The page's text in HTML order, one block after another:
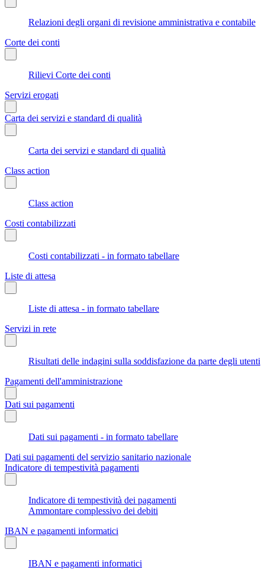
Relazioni degli organi di revisione amministrativa e contabile
Corte dei conti
Rilievi Corte dei conti
Servizi erogati
Carta dei servizi e standard di qualità
Carta dei servizi e standard di qualità
Class action
Class action
Costi contabilizzati
Costi contabilizzati - in formato tabellare
Liste di attesa
Liste di attesa - in formato tabellare
Servizi in rete
Risultati delle indagini sulla soddisfazione da parte degli utenti
Pagamenti dell'amministrazione
Dati sui pagamenti
Dati sui pagamenti - in formato tabellare
Dati sui pagamenti del servizio sanitario nazionale
Indicatore di tempestività pagamenti
Indicatore di tempestività dei pagamenti
Ammontare complessivo dei debiti
IBAN e pagamenti informatici
IBAN e pagamenti informatici